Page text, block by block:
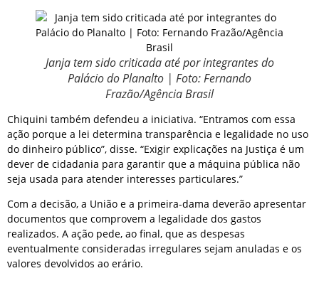
Janja tem sido criticada até por integrantes do
Palácio do Planalto | Foto: Fernando
Frazão/Agência Brasil
Chiquini também defendeu a iniciativa. “Entramos com essa
ação porque a lei determina transparência e legalidade no uso
do dinheiro público”, disse. “Exigir explicações na Justiça é um
dever de cidadania para garantir que a máquina pública não
seja usada para atender interesses particulares.”
Com a decisão, a União e a primeira-dama deverão apresentar
documentos que comprovem a legalidade dos gastos
realizados. A ação pede, ao final, que as despesas
eventualmente consideradas irregulares sejam anuladas e os
valores devolvidos ao erário.